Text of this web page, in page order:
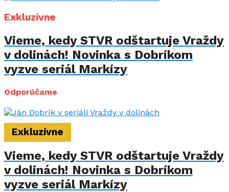
Exkluzívne
Vieme, kedy STVR odštartuje Vraždy
v dolinách! Novinka s Dobríkom
vyzve seriál Markízy
Odporúčame
Exkluzívne
Vieme, kedy STVR odštartuje Vraždy
v dolinách! Novinka s Dobríkom
vyzve seriál Markízy